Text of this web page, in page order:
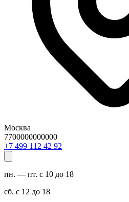
Москва
7700000000000
29 24 211 994 7+
пн. — пт. с 10 до 18
сб. с 12 до 18